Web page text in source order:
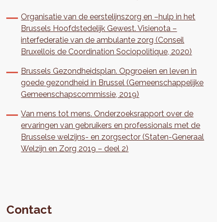
Organisatie van de eerstelijnszorg en –hulp in het
Brussels Hoofdstedelijk Gewest. Visienota –
interfederatie van de ambulante zorg (Conseil
Bruxellois de Coordination Sociopolitique, 2020)
Brussels Gezondheidsplan. Opgroeien en leven in
goede gezondheid in Brussel (Gemeenschappelijke
Gemeenschapscommissie, 2019)
Van mens tot mens. Onderzoeksrapport over de
ervaringen van gebruikers en professionals met de
Brusselse welzijns- en zorgsector (Staten-Generaal
Welzijn en Zorg 2019 – deel 2)
Contact